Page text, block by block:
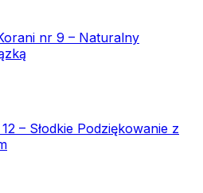
nr 9 – Naturalny
– Słodkie Podziękowanie z